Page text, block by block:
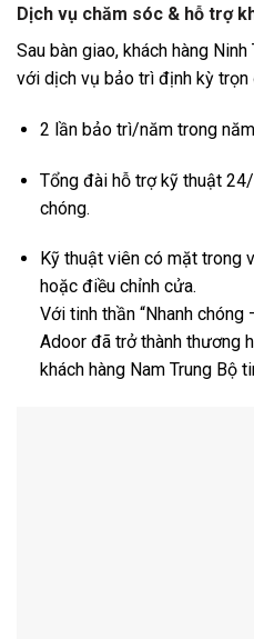
Dịch vụ chăm sóc & hỗ trợ
Sau bàn giao, khách hàng
với dịch vụ bảo trì định kỳ trọn
2 lần bảo trì/năm trong
Tổng đài hỗ trợ kỹ thuật
chóng.
Kỹ thuật viên có mặt trong
hoặc điều chỉnh cửa.
Với tinh thần “Nhanh chóng
Adoor đã trở thành thương
khách hàng Nam Trung Bộ